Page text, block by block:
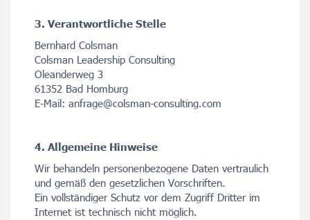
3. Verantwortliche Stelle
Bernhard Colsman
Colsman Leadership Consulting
Oleanderweg 3
61352 Bad Homburg
E-Mail: anfrage@colsman-consulting.com
4. Allgemeine Hinweise
Wir behandeln personenbezogene Daten vertraulich
und gemäß den gesetzlichen Vorschriften.
Ein vollständiger Schutz vor dem Zugriff Dritter im
Internet ist technisch nicht möglich.